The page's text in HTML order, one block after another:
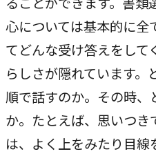
心については基本的に全
てどんな受け答えをして
らしさが隠れています
順で話すのか。その時、
か。たとえば、思いつ
は、よく上をみたり目